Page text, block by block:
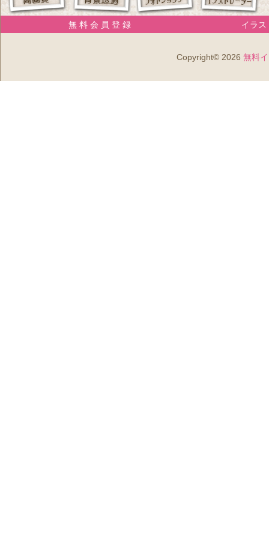
無 料 会 員 登 録 イラス
Copyright© 2026 無料